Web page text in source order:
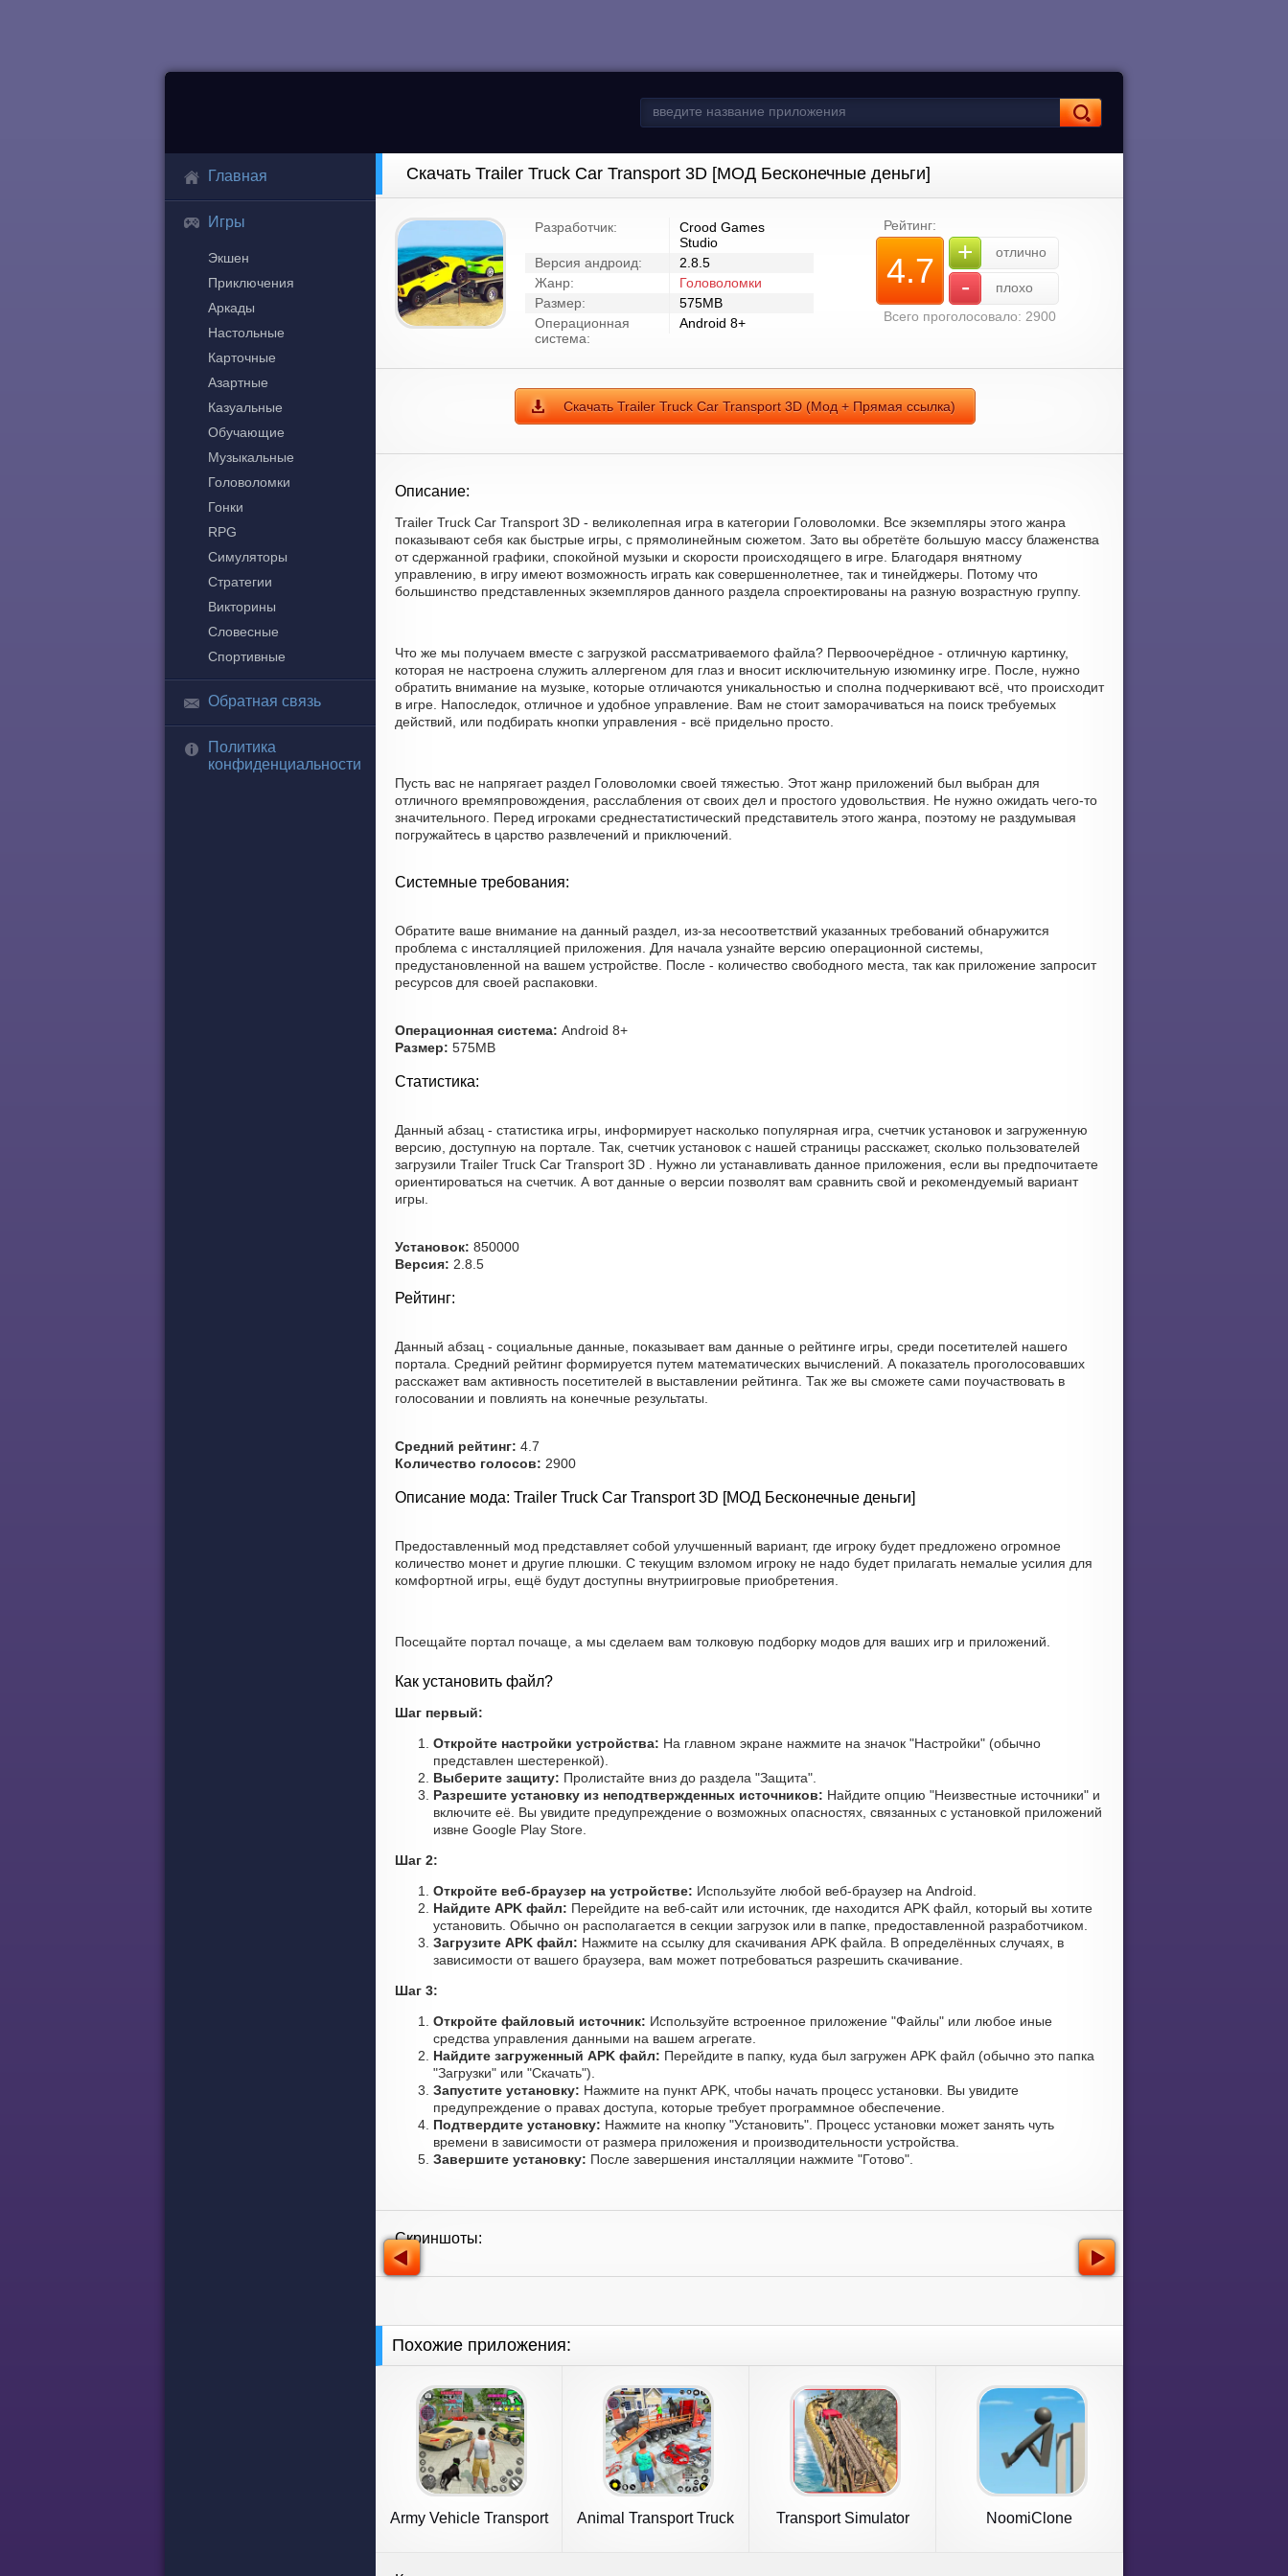
Главная
Игры
Экшен
Приключения
Аркады
Настольные
Карточные
Азартные
Казуальные
Обучающие
Музыкальные
Головоломки
Гонки
RPG
Симуляторы
Стратегии
Викторины
Словесные
Спортивные
Обратная связь
Политика
конфиденциальности
Скачать Trailer Truck Car Transport 3D [МОД Бесконечные деньги]
Разработчик:
Crood Games
Studio
Версия андроид:
2.8.5
Жанр:
Головоломки
Размер:
575MB
Операционная
система:
Android 8+
Рейтинг:
4.7 + отлично
-
плохо
Всего проголосовало: 2900
Скачать Trailer Truck Car Transport 3D (Мод + Прямая ссылка)
Описание:
Trailer Truck Car Transport 3D - великолепная игра в категории Головоломки. Все экземпляры этого жанра
показывают себя как быстрые игры, с прямолинейным сюжетом. Зато вы обретёте большую массу блаженства
от сдержанной графики, спокойной музыки и скорости происходящего в игре. Благодаря внятному
управлению, в игру имеют возможность играть как совершеннолетнее, так и тинейджеры. Потому что
большинство представленных экземпляров данного раздела спроектированы на разную возрастную группу.
Что же мы получаем вместе с загрузкой рассматриваемого файла? Первоочерёдное - отличную картинку,
которая не настроена служить аллергеном для глаз и вносит исключительную изюминку игре. После, нужно
обратить внимание на музыке, которые отличаются уникальностью и сполна подчеркивают всё, что происходит
в игре. Напоследок, отличное и удобное управление. Вам не стоит заморачиваться на поиск требуемых
действий, или подбирать кнопки управления - всё придельно просто.
Пусть вас не напрягает раздел Головоломки своей тяжестью. Этот жанр приложений был выбран для
отличного времяпровождения, расслабления от своих дел и простого удовольствия. Не нужно ожидать чего-то
значительного. Перед игроками среднестатистический представитель этого жанра, поэтому не раздумывая
погружайтесь в царство развлечений и приключений.
Системные требования:
Обратите ваше внимание на данный раздел, из-за несоответствий указанных требований обнаружится
проблема с инсталляцией приложения. Для начала узнайте версию операционной системы,
предустановленной на вашем устройстве. После - количество свободного места, так как приложение запросит
ресурсов для своей распаковки.
Операционная система: Android 8+
Размер: 575MB
Статистика:
Данный абзац - статистика игры, информирует насколько популярная игра, счетчик установок и загруженную
версию, доступную на портале. Так, счетчик установок с нашей страницы расскажет, сколько пользователей
загрузили Trailer Truck Car Transport 3D . Нужно ли устанавливать данное приложения, если вы предпочитаете
ориентироваться на счетчик. А вот данные о версии позволят вам сравнить свой и рекомендуемый вариант
игры.
Установок: 850000
Версия: 2.8.5
Рейтинг:
Данный абзац - социальные данные, показывает вам данные о рейтинге игры, среди посетителей нашего
портала. Средний рейтинг формируется путем математических вычислений. А показатель проголосовавших
расскажет вам активность посетителей в выставлении рейтинга. Так же вы сможете сами поучаствовать в
голосовании и повлиять на конечные результаты.
Средний рейтинг: 4.7
Количество голосов: 2900
Описание мода: Trailer Truck Car Transport 3D [МОД Бесконечные деньги]
Предоставленный мод представляет собой улучшенный вариант, где игроку будет предложено огромное
количество монет и другие плюшки. С текущим взломом игроку не надо будет прилагать немалые усилия для
комфортной игры, ещё будут доступны внутриигровые приобретения.
Посещайте портал почаще, а мы сделаем вам толковую подборку модов для ваших игр и приложений.
Как установить файл?
Шаг первый:
Откройте настройки устройства: На главном экране нажмите на значок "Настройки" (обычно
представлен шестеренкой).
Выберите защиту: Пролистайте вниз до раздела "Защита".
Разрешите установку из неподтвержденных источников: Найдите опцию "Неизвестные источники" и
включите её. Вы увидите предупреждение о возможных опасностях, связанных с установкой приложений
извне Google Play Store.
Шаг 2:
Откройте веб-браузер на устройстве: Используйте любой веб-браузер на Android.
Найдите APK файл: Перейдите на веб-сайт или источник, где находится APK файл, который вы хотите
установить. Обычно он располагается в секции загрузок или в папке, предоставленной разработчиком.
Загрузите APK файл: Нажмите на ссылку для скачивания APK файла. В определённых случаях, в
зависимости от вашего браузера, вам может потребоваться разрешить скачивание.
Шаг 3:
Откройте файловый источник: Используйте встроенное приложение "Файлы" или любое иные
средства управления данными на вашем агрегате.
Найдите загруженный APK файл: Перейдите в папку, куда был загружен APK файл (обычно это папка
"Загрузки" или "Скачать").
Запустите установку: Нажмите на пункт APK, чтобы начать процесс установки. Вы увидите
предупреждение о правах доступа, которые требует программное обеспечение.
Подтвердите установку: Нажмите на кнопку "Установить". Процесс установки может занять чуть
времени в зависимости от размера приложения и производительности устройства.
Завершите установку: После завершения инсталляции нажмите "Готово".
Скриншоты:
Похожие приложения:
Army Vehicle Transport
Animal Transport Truck
Transport Simulator
NoomiClone